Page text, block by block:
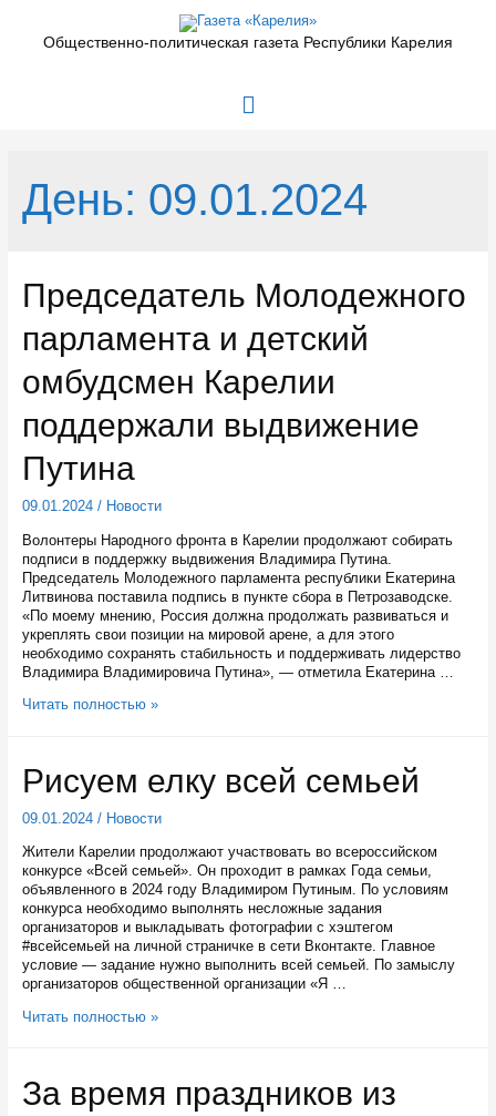
содержимомуОбщественно-политическая газета Республики Карелия
Главное
День: 09.01.2024
Председатель Молодежного
парламента и детский
омбудсмен Карелии
поддержали выдвижение
Путина
09.01.2024/ Новости
Волонтеры Народного фронта в Карелии продолжают собирать
подписи в поддержку выдвижения Владимира Путина.
Председатель Молодежного парламента республики Екатерина
Литвинова поставила подпись в пункте сбора в Петрозаводске.
«По моему мнению, Россия должна продолжать развиваться и
укреплять свои позиции на мировой арене, а для этого
необходимо сохранять стабильность и поддерживать лидерство
Владимира Владимировича Путина», — отметила Екатерина …
Председатель
детский
омбудсмен
Карелии
выдвижение
Путина
Читать полностью »
Рисуем елку всей семьей
09.01.2024/ Новости
Жители Карелии продолжают участвовать во всероссийском
конкурсе «Всей семьей». Он проходит в рамках Года семьи,
объявленного в 2024 году Владимиром Путиным. По условиям
конкурса необходимо выполнять несложные задания
организаторов и выкладывать фотографии с хэштегом
#всейсемьей на личной страничке в сети Вконтакте. Главное
условие — задание нужно выполнить всей семьей. По замыслу
организаторов общественной организации «Я …
Рисуем
Читать полностью »
За время праздников из